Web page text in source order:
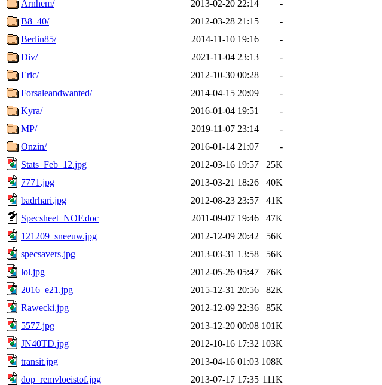
Arnhem/
2013-02-20 22:14
-
B8_40/
2012-03-28 21:15
-
Berlin85/
2014-11-10 19:16
-
Div/
2021-11-04 23:13
-
Eric/
2012-10-30 00:28
-
Forsaleandwanted/
2014-04-15 20:09
-
Kyra/
2016-01-04 19:51
-
MP/
2019-11-07 23:14
-
Onzin/
2016-01-14 21:07
-
Stats_Feb_12.jpg
2012-03-16 19:57
25K
7771.jpg
2013-03-21 18:26
40K
badrhari.jpg
2012-08-23 23:57
41K
Specsheet_NOF.doc
2011-09-07 19:46
47K
121209_sneeuw.jpg
2012-12-09 20:42
56K
specsavers.jpg
2013-03-31 13:58
56K
lol.jpg
2012-05-26 05:47
76K
2016_e21.jpg
2015-12-31 20:56
82K
Rawecki.jpg
2012-12-09 22:36
85K
5577.jpg
2013-12-20 00:08 101K
JN40TD.jpg
2012-10-16 17:32 103K
transit.jpg
2013-04-16 01:03 108K
dop_remvloeistof.jpg
2013-07-17 17:35 111K